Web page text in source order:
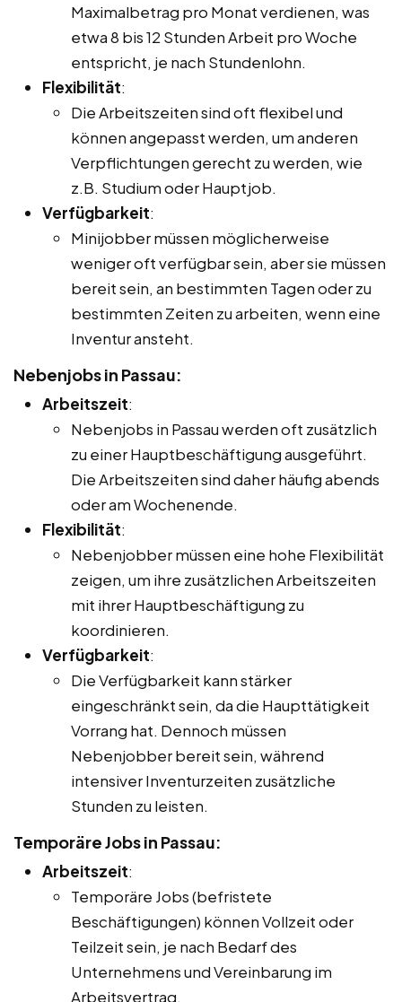
Maximalbetrag pro Monat verdienen, was
etwa 8 bis 12 Stunden Arbeit pro Woche
entspricht, je nach Stundenlohn.
Flexibilität:
Die Arbeitszeiten sind oft flexibel und
können angepasst werden, um anderen
Verpflichtungen gerecht zu werden, wie
z.B. Studium oder Hauptjob.
Verfügbarkeit:
Minijobber müssen möglicherweise
weniger oft verfügbar sein, aber sie müssen
bereit sein, an bestimmten Tagen oder zu
bestimmten Zeiten zu arbeiten, wenn eine
Inventur ansteht.
Nebenjobs in Passau:
Arbeitszeit:
Nebenjobs in Passau werden oft zusätzlich
zu einer Hauptbeschäftigung ausgeführt.
Die Arbeitszeiten sind daher häufig abends
oder am Wochenende.
Flexibilität:
Nebenjobber müssen eine hohe Flexibilität
zeigen, um ihre zusätzlichen Arbeitszeiten
mit ihrer Hauptbeschäftigung zu
koordinieren.
Verfügbarkeit:
Die Verfügbarkeit kann stärker
eingeschränkt sein, da die Haupttätigkeit
Vorrang hat. Dennoch müssen
Nebenjobber bereit sein, während
intensiver Inventurzeiten zusätzliche
Stunden zu leisten.
Temporäre Jobs in Passau:
Arbeitszeit:
Temporäre Jobs (befristete
Beschäftigungen) können Vollzeit oder
Teilzeit sein, je nach Bedarf des
Unternehmens und Vereinbarung im
Arbeitsvertrag.